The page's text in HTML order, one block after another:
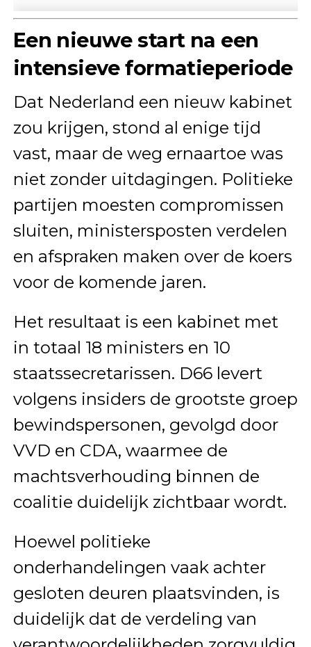
Een nieuwe start na een
intensieve formatieperiode
Dat Nederland een nieuw kabinet
zou krijgen, stond al enige tijd
vast, maar de weg ernaartoe was
niet zonder uitdagingen. Politieke
partijen moesten compromissen
sluiten, ministersposten verdelen
en afspraken maken over de koers
voor de komende jaren.
Het resultaat is een kabinet met
in totaal 18 ministers en 10
staatssecretarissen. D66 levert
volgens insiders de grootste groep
bewindspersonen, gevolgd door
VVD en CDA, waarmee de
machtsverhouding binnen de
coalitie duidelijk zichtbaar wordt.
Hoewel politieke
onderhandelingen vaak achter
gesloten deuren plaatsvinden, is
duidelijk dat de verdeling van